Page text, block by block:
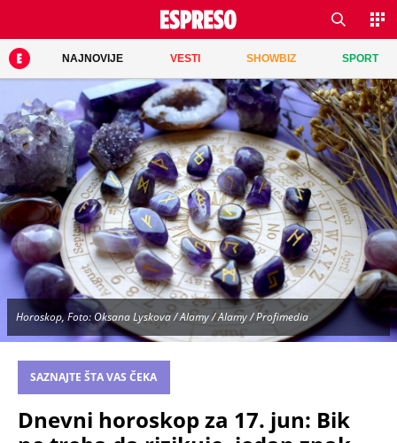
NAJNOVIJE VESTI SHOWBIZ SPORT
Horoskop, Foto: Oksana Lyskova / Alamy / Alamy / Profimedia
SAZNAJTE ŠTA VAS ČEKA
Dnevni horoskop za 17. jun: Bik